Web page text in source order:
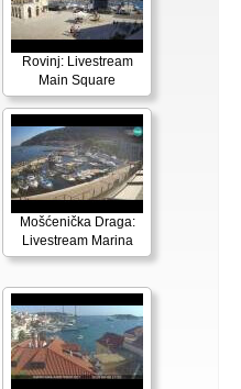
Rovinj: Livestream
Main Square
Mošćenička Draga:
Livestream Marina